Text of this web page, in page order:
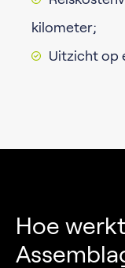
kilometer;
Uitzicht op
Hoe werkt